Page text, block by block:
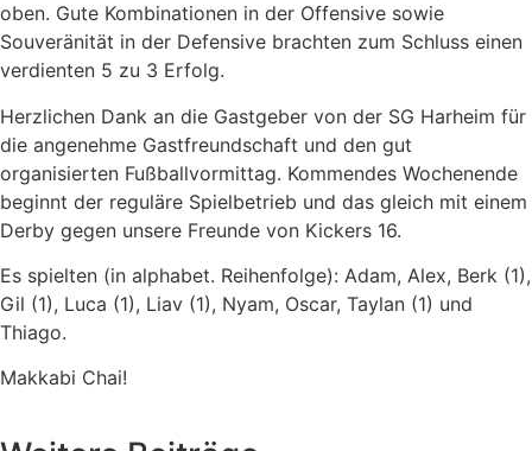
oben. Gute Kombinationen in der Offensive sowie
Souveränität in der Defensive brachten zum Schluss einen
verdienten 5 zu 3 Erfolg.
Herzlichen Dank an die Gastgeber von der SG Harheim für
die angenehme Gastfreundschaft und den gut
organisierten Fußballvormittag. Kommendes Wochenende
beginnt der reguläre Spielbetrieb und das gleich mit einem
Derby gegen unsere Freunde von Kickers 16.
Es spielten (in alphabet. Reihenfolge): Adam, Alex, Berk (1),
Gil (1), Luca (1), Liav (1), Nyam, Oscar, Taylan (1) und
Thiago.
Makkabi Chai!